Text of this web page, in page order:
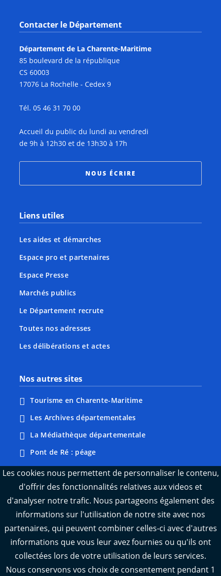
Contacter le Département
Département de La Charente-Maritime
85 boulevard de la république
CS 60003
17076 La Rochelle - Cedex 9
Tél. 05 46 31 70 00
Accueil du public du lundi au vendredi
de 9h à 12h30 et de 13h30 à 17h
NOUS ÉCRIRE
Liens utiles
Les aides et démarches
Espace pro et partenaires
Espace Presse
Marchés publics
Le Département recrute
Toutes nos adresses
Les délibérations et actes
Nos autres sites
Tourisme en Charente-Maritime
Les Archives départementales
La Médiathèque départementale
Pont de Ré : péage
Webcams : Ré info trafic
Webcams : Oléron info trafic
Manger 17
L'Observatoire des territoires de Charente-
Maritime
Les cookies nous permettent de personnaliser le contenu,
d'offrir des fonctionnalités relatives aux videos et
d'analyser notre trafic. Nous partageons également des
informations sur l'utilisation de notre site avec nos
partenaires, qui peuvent combiner celles-ci avec d'autres
informations que vous leur avez fournies ou qu'ils ont
collectées lors de votre utilisation de leurs services.
Nous conservons vos choix de consentement pendant 1